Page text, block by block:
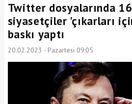
Twitter dosyalarında
siyasetçiler 'çıkarları
baskı yaptı
20.02.2023 - Pazartesi 09:05